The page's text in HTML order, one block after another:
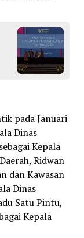
pada Januari
Dinas
Kepala
Ridwan
dan Kawasan
Dinas
Satu Pintu,
Kepala